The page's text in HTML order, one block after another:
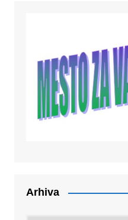
Arhiva